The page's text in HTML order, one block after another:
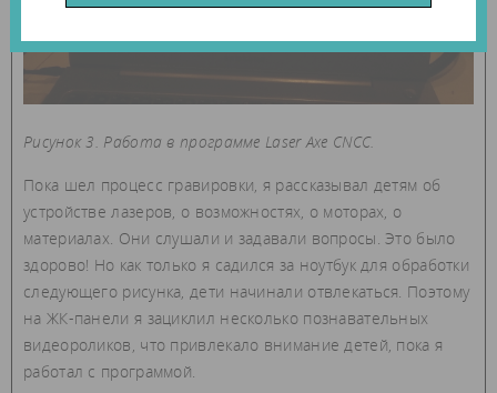
Рисунок 3. Работа в программе Laser Axe CNCC.
Пока шел процесс гравировки, я рассказывал детям об
устройстве лазеров, о возможностях, о моторах, о
материалах. Они слушали и задавали вопросы. Это было
здорово! Но как только я садился за ноутбук для обработки
следующего рисунка, дети начинали отвлекаться. Поэтому
на ЖК-панели я зациклил несколько познавательных
видеороликов, что привлекало внимание детей, пока я
работал с программой.